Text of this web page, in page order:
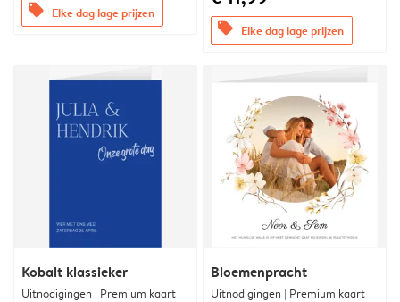
offers Elke dag lage prijzen
offers Elke dag lage prijzen
Kobalt klassieker
Uitnodigingen | Premium kaart
Bloemenpracht
Uitnodigingen | Premium kaart